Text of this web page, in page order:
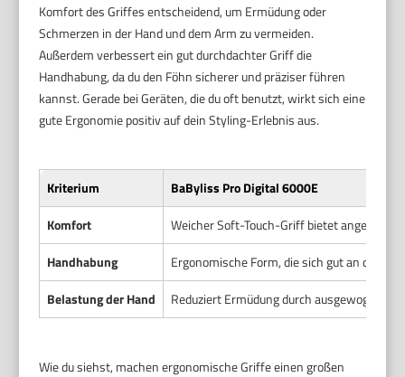
Komfort des Griffes entscheidend, um Ermüdung oder
Schmerzen in der Hand und dem Arm zu vermeiden.
Außerdem verbessert ein gut durchdachter Griff die
Handhabung, da du den Föhn sicherer und präziser führen
kannst. Gerade bei Geräten, die du oft benutzt, wirkt sich eine
gute Ergonomie positiv auf dein Styling-Erlebnis aus.
Kriterium
BaByliss Pro Digital 6000E
Komfort
Weicher Soft-Touch-Griff bietet
Handhabung
Ergonomische Form, die sich gut an die
Belastung der Hand
Reduziert Ermüdung durch ausgewogene
Wie du siehst, machen ergonomische Griffe einen großen